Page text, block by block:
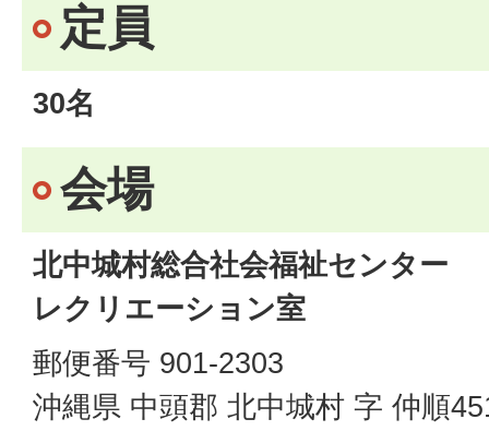
定員
30名
会場
北中城村総合社会福祉センター
レクリエーション室
郵便番号 901-2303
沖縄県 中頭郡 北中城村 字 仲順